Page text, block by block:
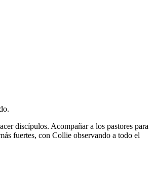
discípulos. Acompañar a los pastores para
fuertes, con Collie observando a todo el